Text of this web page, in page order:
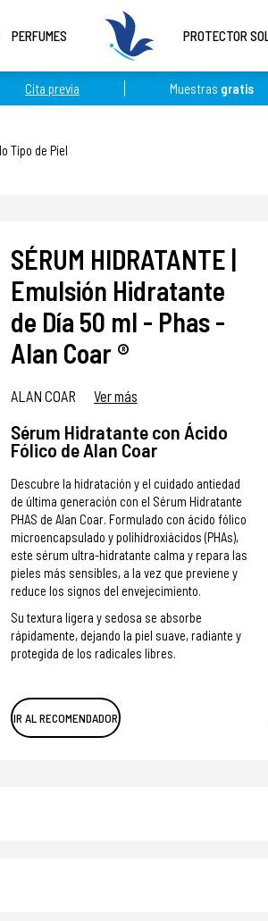
Cita previa Muestras gratis
PERFUMES PROTECTOR
Tipo de Piel
SÉRUM HIDRATANTE |
Emulsión Hidratante
de Día 50 ml - Phas -
Alan Coar ®
ALAN COAR Ver más
Sérum Hidratante con Ácido
Fólico de Alan Coar
Descubre la hidratación y el cuidado antiedad
de última generación con el Sérum Hidratante
PHAS de Alan Coar. Formulado con ácido fólico
microencapsulado y polihidroxiácidos (PHAs),
este sérum ultra-hidratante calma y repara las
pieles más sensibles, a la vez que previene y
reduce los signos del envejecimiento.
Su textura ligera y sedosa se absorbe
rápidamente, dejando la piel suave, radiante y
protegida de los radicales libres.
IR AL RECOMENDADOR